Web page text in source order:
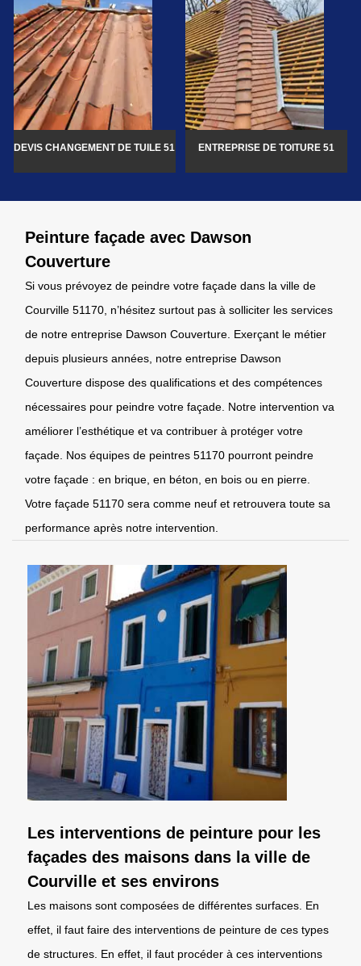
DEVIS CHANGEMENT DE TUILE 51 ENTREPRISE DE TOITURE 51
Peinture façade avec Dawson
Couverture
Si vous prévoyez de peindre votre façade dans la ville de
Courville 51170, n’hésitez surtout pas à solliciter les services
de notre entreprise Dawson Couverture. Exerçant le métier
depuis plusieurs années, notre entreprise Dawson
Couverture dispose des qualifications et des compétences
nécessaires pour peindre votre façade. Notre intervention va
améliorer l’esthétique et va contribuer à protéger votre
façade. Nos équipes de peintres 51170 pourront peindre
votre façade : en brique, en béton, en bois ou en pierre.
Votre façade 51170 sera comme neuf et retrouvera toute sa
performance après notre intervention.
Les interventions de peinture pour les
façades des maisons dans la ville de
Courville et ses environs
Les maisons sont composées de différentes surfaces. En
effet, il faut faire des interventions de peinture de ces types
de structures. En effet, il faut procéder à ces interventions